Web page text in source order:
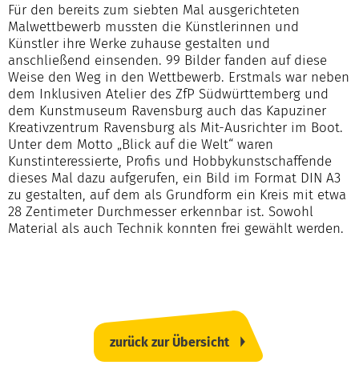
Für den bereits zum siebten Mal ausgerichteten
Malwettbewerb mussten die Künstlerinnen und
Künstler ihre Werke zuhause gestalten und
anschließend einsenden. 99 Bilder fanden auf diese
Weise den Weg in den Wettbewerb. Erstmals war neben
dem Inklusiven Atelier des ZfP Südwürttemberg und
dem Kunstmuseum Ravensburg auch das Kapuziner
Kreativzentrum Ravensburg als Mit-Ausrichter im Boot.
Unter dem Motto „Blick auf die Welt“ waren
Kunstinteressierte, Profis und Hobbykunstschaffende
dieses Mal dazu aufgerufen, ein Bild im Format DIN A3
zu gestalten, auf dem als Grundform ein Kreis mit etwa
28 Zentimeter Durchmesser erkennbar ist. Sowohl
Material als auch Technik konnten frei gewählt werden.
zurück zur Übersicht